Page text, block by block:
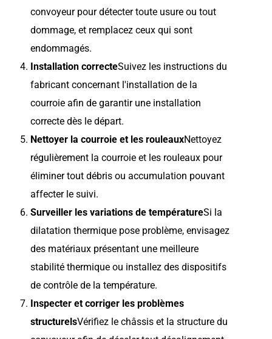
convoyeur pour détecter toute usure ou tout
dommage, et remplacez ceux qui sont
endommagés.
Installation correcteSuivez les instructions du
fabricant concernant l'installation de la
courroie afin de garantir une installation
correcte dès le départ.
Nettoyer la courroie et les rouleauxNettoyez
régulièrement la courroie et les rouleaux pour
éliminer tout débris ou accumulation pouvant
affecter le suivi.
Surveiller les variations de températureSi la
dilatation thermique pose problème, envisagez
des matériaux présentant une meilleure
stabilité thermique ou installez des dispositifs
de contrôle de la température.
Inspecter et corriger les problèmes
structurelsVérifiez le châssis et la structure du